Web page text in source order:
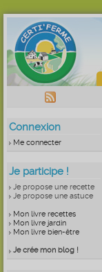
Connexion
Me connecter
Je participe !
Je propose une recette
Je propose une astuce
Mon livre recettes
Mon livre jardin
Mon livre bien-être
Je crée mon blog !